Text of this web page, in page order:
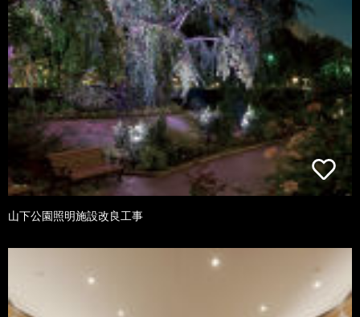
山下公園照明施設改良工事